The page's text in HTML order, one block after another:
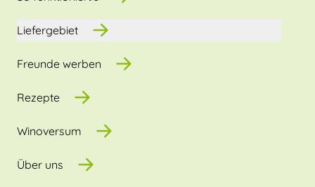
Liefergebiet
Freunde werben
Rezepte
Winoversum
Über uns